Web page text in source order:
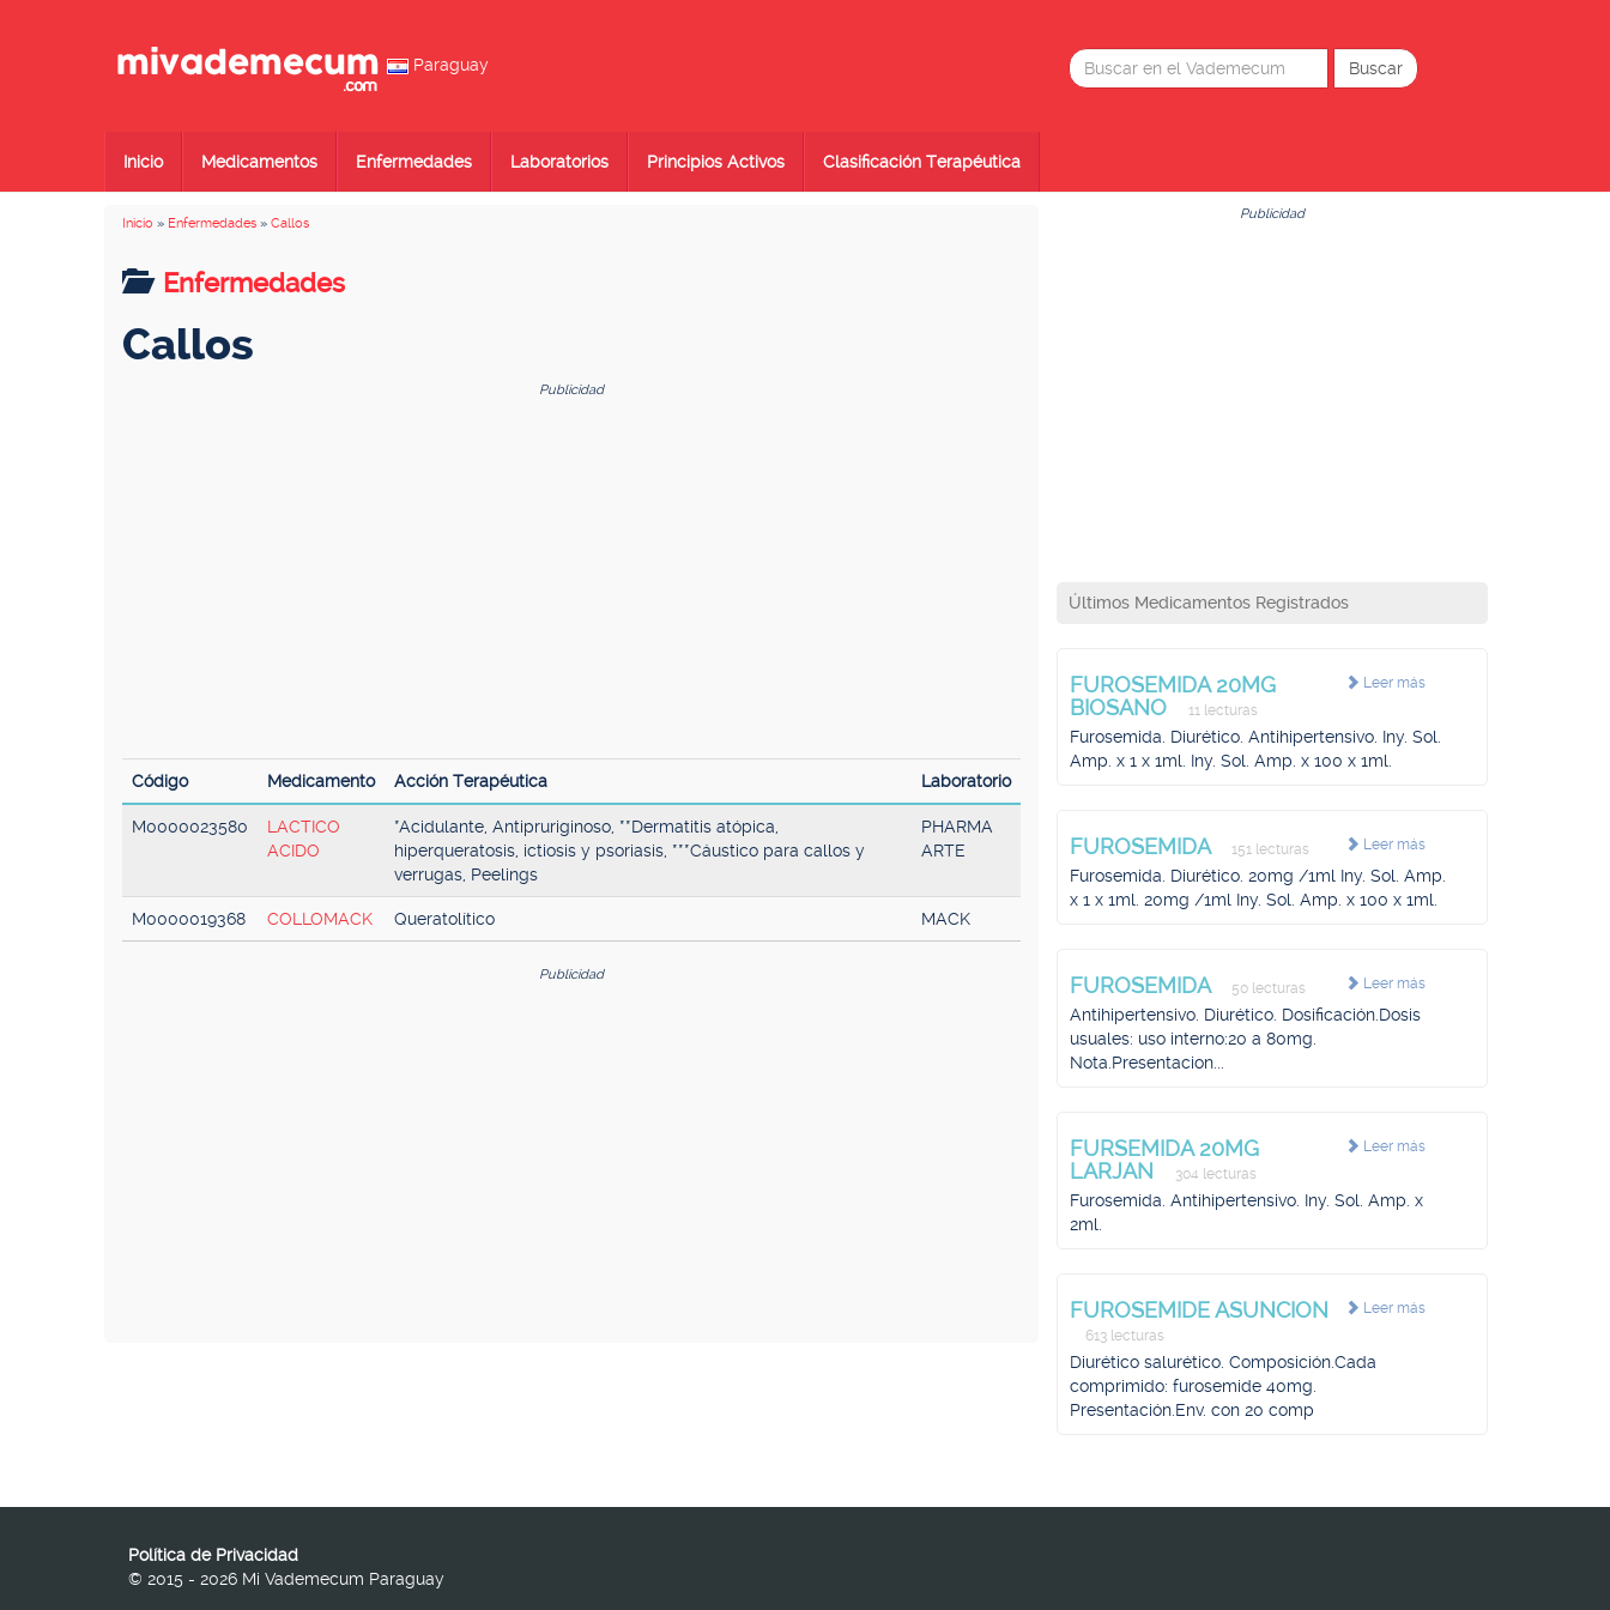
Paraguay
Inicio Medicamentos Enfermedades Laboratorios Principios Activos Clasificación Terapéutica
Inicio » Enfermedades » Callos
Enfermedades
Callos
Publicidad
Código Medicamento Acción Terapéutica Laboratorio
M0000023580
LACTICO
ACIDO
*Acidulante, Antipruriginoso, **Dermatitis atópica,
hiperqueratosis, ictiosis y psoriasis, ***Cáustico para callos y
verrugas, Peelings
PHARMA
ARTE
M0000019368 COLLOMACK Queratolítico MACK
Publicidad
Publicidad
Últimos Medicamentos Registrados
Leer más
FUROSEMIDA 20MG
BIOSANO
11 lecturas
Furosemida. Diurético. Antihipertensivo. Iny. Sol.
Amp. x 1 x 1ml. Iny. Sol. Amp. x 100 x 1ml.
Leer más
FUROSEMIDA 151 lecturas
Furosemida. Diurético. 20mg /1ml Iny. Sol. Amp.
x 1 x 1ml. 20mg /1ml Iny. Sol. Amp. x 100 x 1ml.
Leer más
FUROSEMIDA 50 lecturas
Antihipertensivo. Diurético. Dosificación.Dosis
usuales: uso interno:20 a 80mg.
Nota.Presentacion...
Leer más
FURSEMIDA 20MG
LARJAN
304 lecturas
Furosemida. Antihipertensivo. Iny. Sol. Amp. x
2ml.
Leer más
FUROSEMIDE ASUNCION
613 lecturas
Diurético salurético. Composición.Cada
comprimido: furosemide 40mg.
Presentación.Env. con 20 comp
Política de Privacidad
© 2015 - 2026 Mi Vademecum Paraguay